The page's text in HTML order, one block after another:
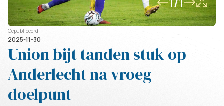
Gepubliceerd
2025-11-30
Union bijt tanden stuk op
Anderlecht na vroeg
doelpunt